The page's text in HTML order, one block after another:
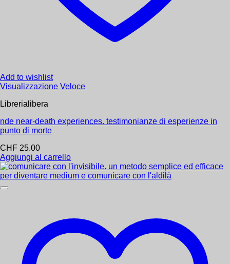
Ancora non ci sono recensioni.
Recensisci per primo “Tarocchi marsigliesi”
Prodotti correlati
Add to wishlist
Visualizzazione Veloce
Librerialibera
nde near-death experiences. testimonianze di esperienze in
punto di morte
CHF 25.00
Aggiungi al carrello
Prodotti più richiesti!
Novità
Bambini
Alimentazione
Vedi di più